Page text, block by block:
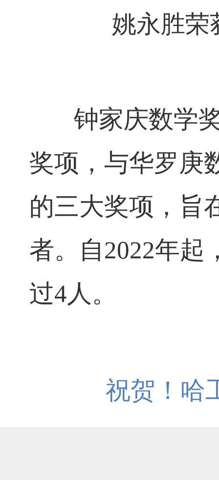
姚永胜荣
钟家庆数学奖
奖项，与华罗庚
的三大奖项，旨
者。自2022年起
过4人。
祝贺！哈